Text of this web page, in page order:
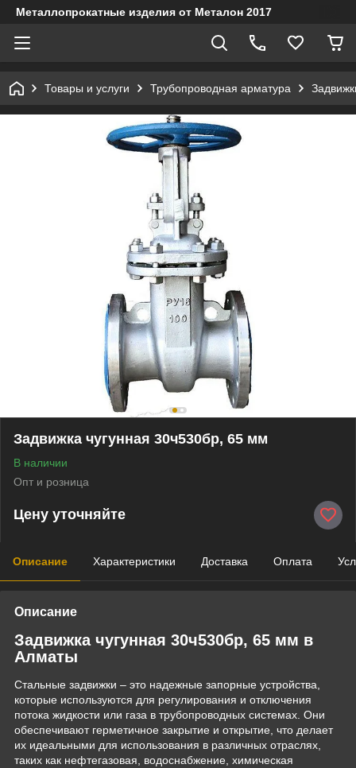
Металлопрокатные изделия от Металон 2017
Товары и услуги Трубопроводная арматура
Задвижка чугунная 30ч530бр, 65 мм
В наличии
Опт и розница
Цену уточняйте
Описание Характеристики Доставка Оплата
Описание
Задвижка чугунная 30ч530бр, 65 мм в
Алматы
Стальные задвижки – это надежные запорные устройства,
которые используются для регулирования и отключения
потока жидкости или газа в трубопроводных системах. Они
обеспечивают герметичное закрытие и открытие, что делает
их идеальными для использования в различных отраслях,
таких как нефтегазовая, водоснабжение, химическая